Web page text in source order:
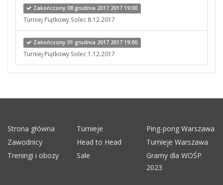
Zakończony 08 grudnia 2017 2017 19:00
Turniej Piątkowy Solec 8.12.2017
Zakończony 01 grudnia 2017 2017 19:00
Turniej Piątkowy Solec 1.12.2017
Strona główna Turnieje
Ping-pong Warszawa
Zawodnicy
Head to Head
Turnieje Warszawa
Treningi i obozy
Sale
Gramy dla WOŚP
2023